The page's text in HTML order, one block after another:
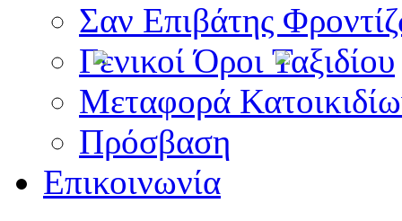
Σαν Επιβάτης
Γενικοί Όροι Ταξιδίου
Μεταφορά
Πρόσβαση
Επικοινωνία